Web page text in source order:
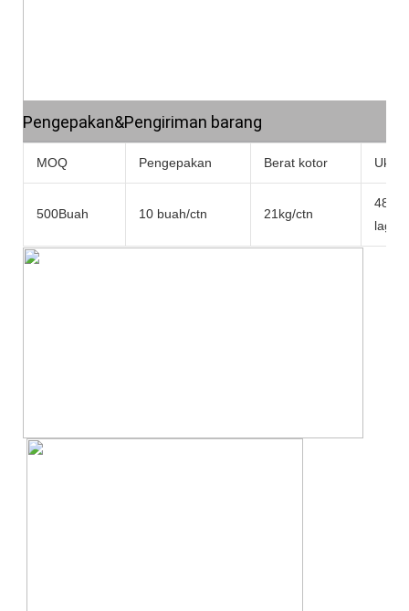
Pengepakan&Pengiriman barang
MOQ Pengepakan Berat kotor
500Buah 10 buah/ctn 21kg/ctn
lagi